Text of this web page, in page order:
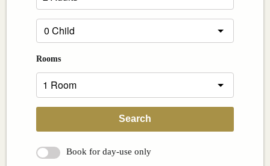
Rooms
Search
Book for day-use only